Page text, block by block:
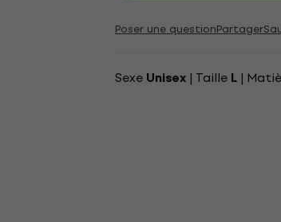
Poser une questionPartager
Sexe Unisex | Taille L |